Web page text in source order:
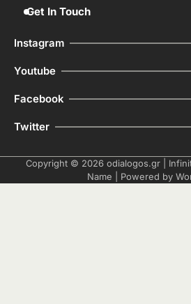
Get In Touch
Instagram
Youtube
Facebook
Twitter
Copyright © 2026 odialogos.gr |
Name | Powered by